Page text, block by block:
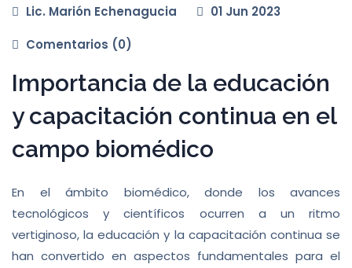
Lic. Marión Echenagucia
01 Jun 2023
Comentarios (0)
Importancia de la educación
y capacitación continua en el
campo biomédico
En el ámbito biomédico, donde los avances
tecnológicos y científicos ocurren a un ritmo
vertiginoso, la educación y la capacitación continua se
han convertido en aspectos fundamentales para el